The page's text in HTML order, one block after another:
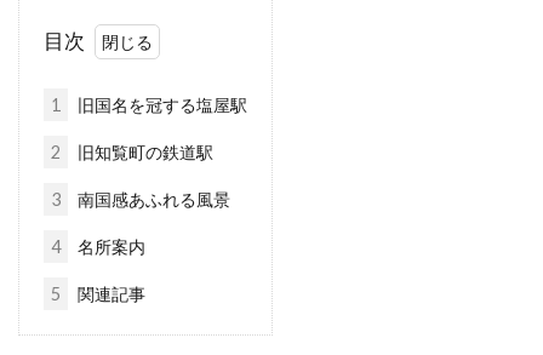
目次
1 旧国名を冠する塩屋駅
2 旧知覧町の鉄道駅
3 南国感あふれる風景
4 名所案内
5 関連記事